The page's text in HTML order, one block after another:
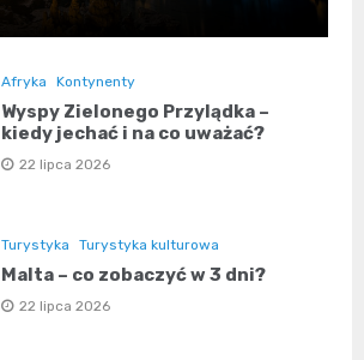
Afryka Kontynenty
Wyspy Zielonego Przylądka –
kiedy jechać i na co uważać?
22 lipca 2026
Turystyka Turystyka kulturowa
Malta – co zobaczyć w 3 dni?
22 lipca 2026